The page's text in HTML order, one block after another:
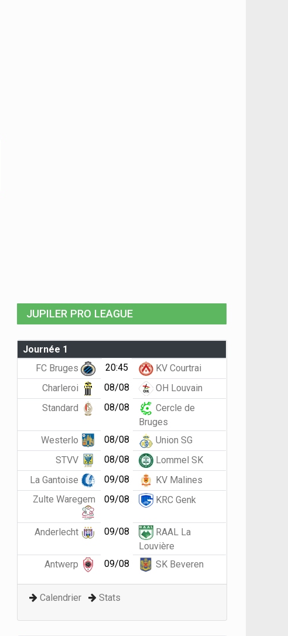
JUPILER PRO LEAGUE
Journée 1
FC Bruges
20:45
KV Courtrai
Charleroi
08/08
OH Louvain
Standard
08/08
Cercle de
Bruges
Westerlo
08/08
Union SG
STVV
08/08
Lommel SK
La Gantoise
09/08
KV Malines
Zulte Waregem
09/08 KRC Genk
Anderlecht 09/08
RAAL La
Louvière
Antwerp
09/08 SK Beveren
Calendrier Stats